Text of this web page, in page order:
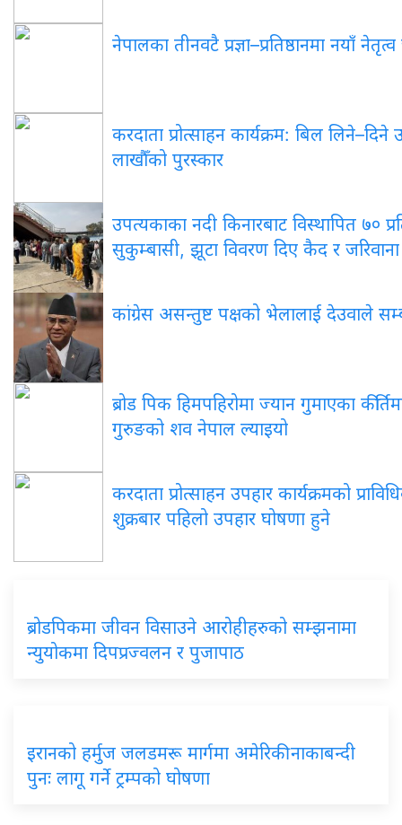
नेपालका तीनवटै प्रज्ञा–प्रतिष्ठानमा नयाँ
करदाता प्रोत्साहन कार्यक्रम: बिल लिने–दिने
लाखौँको पुरस्कार
उपत्यकाका नदी किनारबाट विस्थापित ७०
सुकुम्बासी, झूटा विवरण दिए कैद र
कांग्रेस असन्तुष्ट पक्षको भेलालाई देउवाले
ब्रोड पिक हिमपहिरोमा ज्यान गुमाएका
गुरुङको शव नेपाल ल्याइयो
करदाता प्रोत्साहन उपहार कार्यक्रमको
शुक्रबार पहिलो उपहार घोषणा हुने
ब्रोडपिकमा जीवन विसाउने आरोहीहरुको सम्झनामा
न्युयोकमा दिपप्रज्वलन र पुजापाठ
इरानको हर्मुज जलडमरू मार्गमा अमेरिकी नाकाबन्दी
पुनः लागू गर्ने ट्रम्पको घोषणा